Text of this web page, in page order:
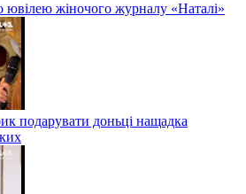
ювілею жіночого журналу «Наталі»
подарувати доньці нащадка